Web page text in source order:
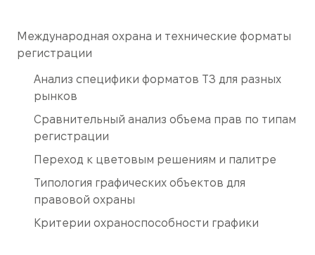
Международная охрана и технические форматы
регистрации
Анализ специфики форматов ТЗ для разных
рынков
Сравнительный анализ объема прав по типам
регистрации
Переход к цветовым решениям и палитре
Типология графических объектов для
правовой охраны
Критерии охраноспособности графики